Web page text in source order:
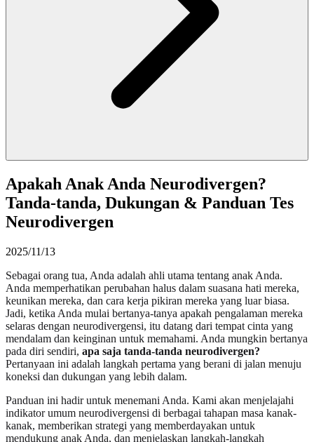
Apakah Anak Anda Neurodivergen?
Tanda-tanda, Dukungan & Panduan Tes
Neurodivergen
2025/11/13
Sebagai orang tua, Anda adalah ahli utama tentang anak Anda.
Anda memperhatikan perubahan halus dalam suasana hati mereka,
keunikan mereka, dan cara kerja pikiran mereka yang luar biasa.
Jadi, ketika Anda mulai bertanya-tanya apakah pengalaman mereka
selaras dengan neurodivergensi, itu datang dari tempat cinta yang
mendalam dan keinginan untuk memahami. Anda mungkin bertanya
pada diri sendiri, apa saja tanda-tanda neurodivergen?
Pertanyaan ini adalah langkah pertama yang berani di jalan menuju
koneksi dan dukungan yang lebih dalam.
Panduan ini hadir untuk menemani Anda. Kami akan menjelajahi
indikator umum neurodivergensi di berbagai tahapan masa kanak-
kanak, memberikan strategi yang memberdayakan untuk
mendukung anak Anda, dan menjelaskan langkah-langkah